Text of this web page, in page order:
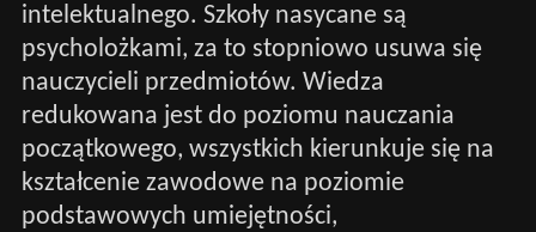
intelektualnego. Szkoły nasycane są
psycholożkami, za to stopniowo usuwa się
nauczycieli przedmiotów. Wiedza
redukowana jest do poziomu nauczania
początkowego, wszystkich kierunkuje się na
kształcenie zawodowe na poziomie
podstawowych umiejętności,